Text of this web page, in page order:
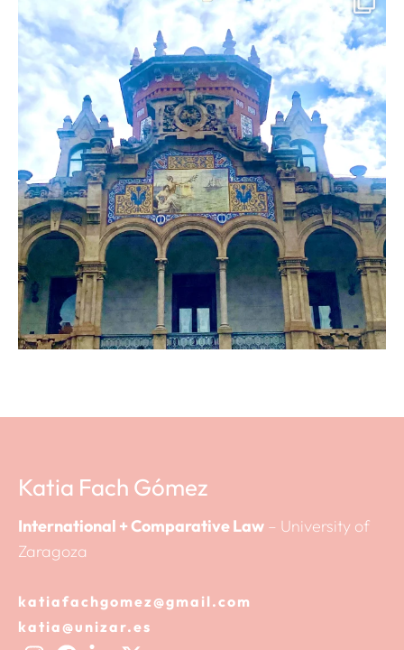
Katia Fach Gómez
International + Comparative Law – University of
Zaragoza
katiafachgomez@gmail.com
katia@unizar.es